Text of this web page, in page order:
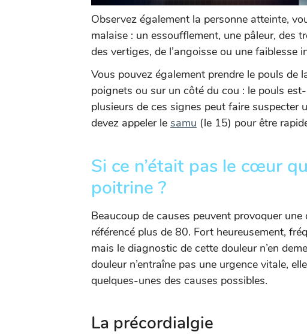
Observez également la personne atteinte,
malaise : un essoufflement, une pâleur, des
des vertiges, de l’angoisse ou une faiblesse
Vous pouvez également prendre le pouls de
poignets ou sur un côté du cou : le pouls
plusieurs de ces signes peut faire suspecter
devez appeler le samu (le 15) pour être
Si ce n’était pas le cœur
poitrine ?
Beaucoup de causes peuvent provoquer
référencé plus de 80. Fort heureusement,
mais le diagnostic de cette douleur n’en
douleur n’entraîne pas une urgence vitale,
quelques-unes des causes possibles.
La précordialgie